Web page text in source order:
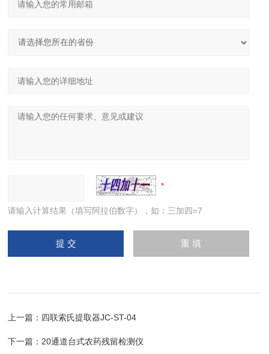
请输入计算结果（填写阿拉伯数字），如：三加四=7
上一篇： 四联索氏提取器JC-ST-04
下一篇： 20通道台式农药残留检测仪